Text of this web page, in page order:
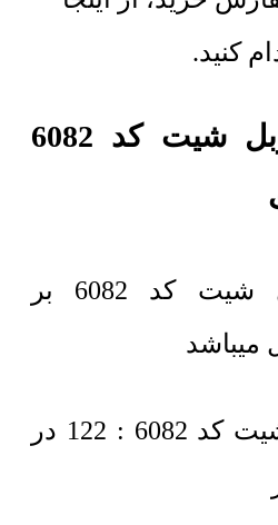
کنید.
مشخصات ماربل شیت کد 6082
قیمت ماربل شیت کد 6082 بر
میباشد
ابعاد ماربل شیت کد 6082 : 122 در